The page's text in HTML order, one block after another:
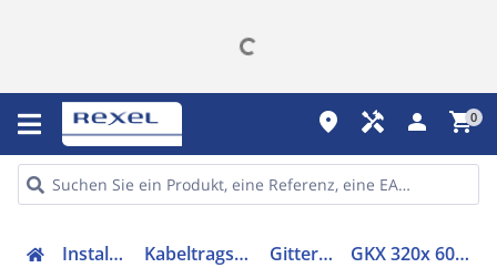
place handyman person shopping_cart0
Installation Kabeltragsysteme Gitterrinne GKX 320x 60 V2A UL